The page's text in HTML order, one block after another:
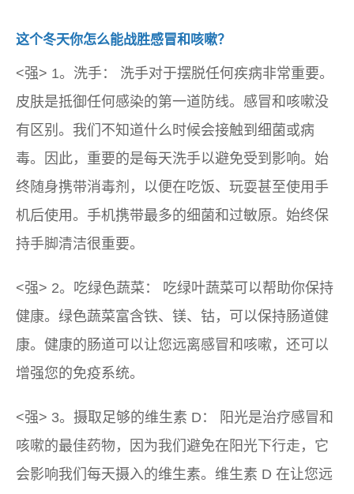
这个冬天你怎么能战胜感冒和咳嗽？
<强> 1。洗手： 洗手对于摆脱任何疾病非常重要。
皮肤是抵御任何感染的第一道防线。感冒和咳嗽没
有区别。我们不知道什么时候会接触到细菌或病
毒。因此，重要的是每天洗手以避免受到影响。始
终随身携带消毒剂，以便在吃饭、玩耍甚至使用手
机后使用。手机携带最多的细菌和过敏原。始终保
持手脚清洁很重要。
<强> 2。吃绿色蔬菜： 吃绿叶蔬菜可以帮助你保持
健康。绿色蔬菜富含铁、镁、钴，可以保持肠道健
康。健康的肠道可以让您远离感冒和咳嗽，还可以
增强您的免疫系统。
<强> 3。摄取足够的维生素 D： 阳光是治疗感冒和
咳嗽的最佳药物，因为我们避免在阳光下行走，它
会影响我们每天摄入的维生素。维生素 D 在让您远